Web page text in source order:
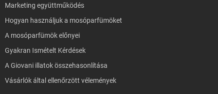
Marketing együttműködés
Hogyan használjuk a mosóparfümöket
A mosóparfümök előnyei
Gyakran Ismételt Kérdések
A Giovani illatok összehasonlítása
Vásárlók által ellenőrzött vélemények